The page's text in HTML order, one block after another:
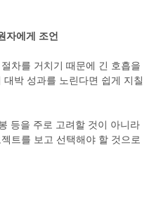
자에게 조언
차를 거치기 때문에 긴 호흡을
박 성과를 노린다면 쉽게 지칠
등을 주로 고려할 것이 아니라
트를 보고 선택해야 할 것으로